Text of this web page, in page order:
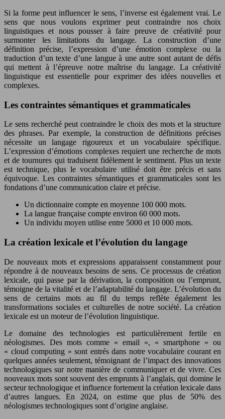
Si la forme peut influencer le sens, l’inverse est également vrai. Le
sens que nous voulons exprimer peut contraindre nos choix
linguistiques et nous pousser à faire preuve de créativité pour
surmonter les limitations du langage. La construction d’une
définition précise, l’expression d’une émotion complexe ou la
traduction d’un texte d’une langue à une autre sont autant de défis
qui mettent à l’épreuve notre maîtrise du langage. La créativité
linguistique est essentielle pour exprimer des idées nouvelles et
complexes.
Les contraintes sémantiques et grammaticales
Le sens recherché peut contraindre le choix des mots et la structure
des phrases. Par exemple, la construction de définitions précises
nécessite un langage rigoureux et un vocabulaire spécifique.
L’expression d’émotions complexes requiert une recherche de mots
et de tournures qui traduisent fidèlement le sentiment. Plus un texte
est technique, plus le vocabulaire utilisé doit être précis et sans
équivoque. Les contraintes sémantiques et grammaticales sont les
fondations d’une communication claire et précise.
Un dictionnaire compte en moyenne 100 000 mots.
La langue française compte environ 60 000 mots.
Un individu moyen utilise entre 5000 et 10 000 mots.
La création lexicale et l’évolution du langage
De nouveaux mots et expressions apparaissent constamment pour
répondre à de nouveaux besoins de sens. Ce processus de création
lexicale, qui passe par la dérivation, la composition ou l’emprunt,
témoigne de la vitalité et de l’adaptabilité du langage. L’évolution du
sens de certains mots au fil du temps reflète également les
transformations sociales et culturelles de notre société. La création
lexicale est un moteur de l’évolution linguistique.
Le domaine des technologies est particulièrement fertile en
néologismes. Des mots comme « email », « smartphone » ou
« cloud computing » sont entrés dans notre vocabulaire courant en
quelques années seulement, témoignant de l’impact des innovations
technologiques sur notre manière de communiquer et de vivre. Ces
nouveaux mots sont souvent des emprunts à l’anglais, qui domine le
secteur technologique et influence fortement la création lexicale dans
d’autres langues. En 2024, on estime que plus de 50% des
néologismes technologiques sont d’origine anglaise.